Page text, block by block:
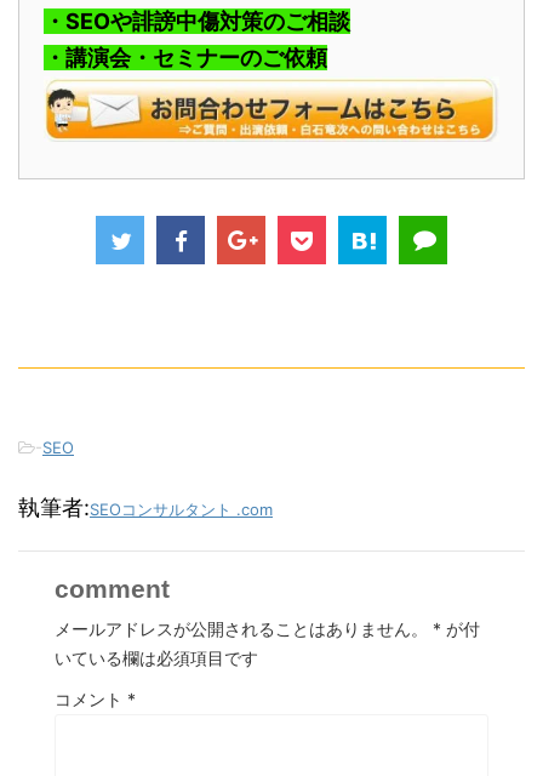
・SEOや誹謗中傷対策のご相談
・講演会・セミナーのご依頼
-SEO
執筆者:SEOコンサルタント .com
comment
メールアドレスが公開されることはありません。 * が付
いている欄は必須項目です
コメント *